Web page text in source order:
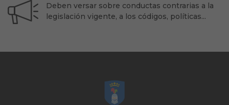
Deben versar sobre conductas contrarias a la
legislación vigente, a los códigos, políticas...